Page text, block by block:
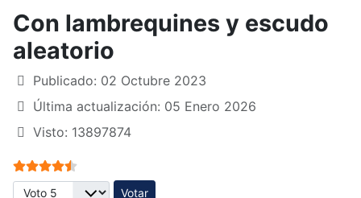
Con lambrequines y escudo
aleatorio
Publicado: 02 Octubre 2023
Última actualización: 05 Enero 2026
Visto: 13897874
Ratio:4.5/
Por favor, vote